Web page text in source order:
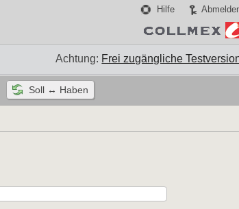
Hilfe
Achtung: Frei zugängliche